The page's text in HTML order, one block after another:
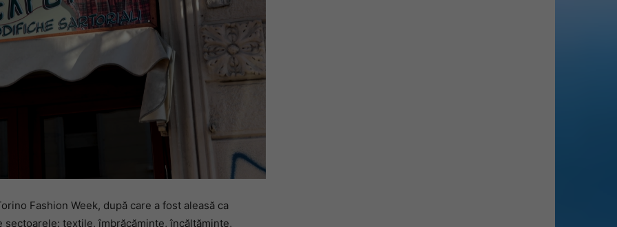
Fashion Week, după care a fost aleasă ca
sectoarele: textile, îmbrăcăminte, încălțăminte,